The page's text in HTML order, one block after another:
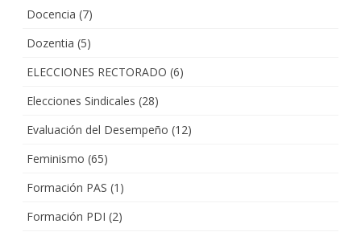
Docencia (7)
Dozentia (5)
ELECCIONES RECTORADO (6)
Elecciones Sindicales (28)
Evaluación del Desempeño (12)
Feminismo (65)
Formación PAS (1)
Formación PDI (2)